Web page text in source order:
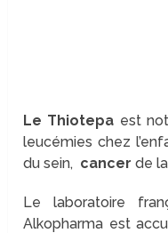
Le Thiotepa est
leucémies chez
du sein, cancer de
Le laboratoire
Alkopharma est